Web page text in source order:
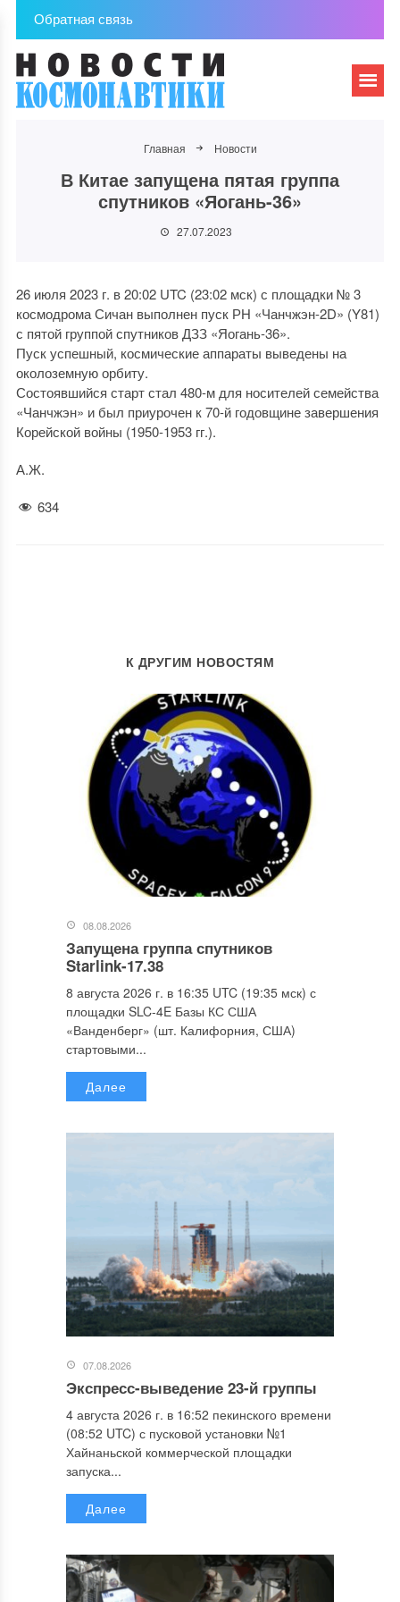
Обратная связь
Главная Новости
В Китае запущена пятая группа
спутников «Яогань-36»
27.07.2023
26 июля 2023 г. в 20:02 UTC (23:02 мск) с площадки № 3
космодрома Сичан выполнен пуск РН «Чанчжэн-2D» (Y81)
с пятой группой спутников ДЗЗ «Яогань-36».
Пуск успешный, космические аппараты выведены на
околоземную орбиту.
Состоявшийся старт стал 480-м для носителей семейства
«Чанчжэн» и был приурочен к 70-й годовщине завершения
Корейской войны (1950-1953 гг.).
А.Ж.
634
К ДРУГИМ НОВОСТЯМ
08.08.2026
Запущена группа спутников
Starlink-17.38
8 августа 2026 г. в 16:35 UTC (19:35 мск) с
площадки SLC-4E Базы КС США
«Ванденберг» (шт. Калифорния, США)
стартовыми...
Далее
07.08.2026
Экспресс-выведение 23-й группы
4 августа 2026 г. в 16:52 пекинского времени
(08:52 UTC) с пусковой установки №1
Хайнаньской коммерческой площадки
запуска...
Далее